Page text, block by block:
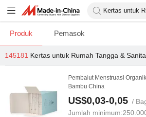
Produk Pemasok
145181 Kertas untuk Rumah Tangga &
Pembalut Menstruasi
Bambu China
US$0,03-0,05 /
Jumlah minimum: